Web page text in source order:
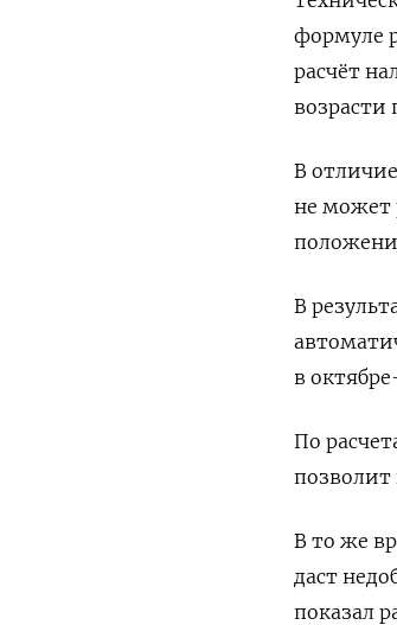
формуле
расчёт
В
не может
В
в
По
позволит
В то же
даст
показал